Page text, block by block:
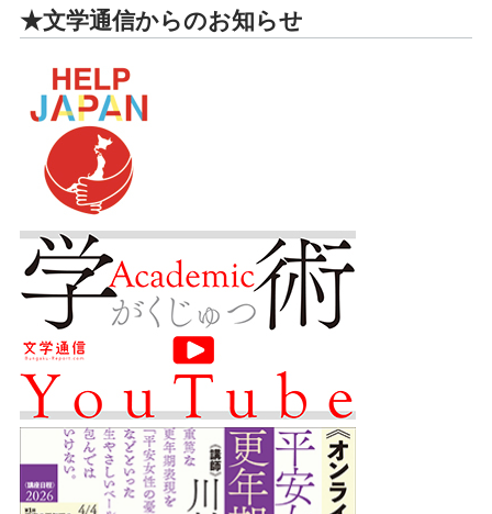
★文学通信からのお知らせ